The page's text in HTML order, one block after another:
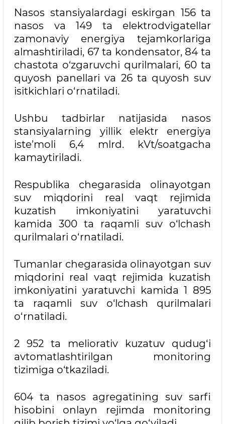
Nasos stansiyalardagi eskirgan 156 ta
nasos va 149 ta elektrodvigatellar
zamonaviy energiya tejamkorlariga
almashtiriladi, 67 ta kondensator, 84 ta
chastota o‘zgaruvchi qurilmalari, 60 ta
quyosh panellari va 26 ta quyosh suv
isitkichlari o‘rnatiladi.
Ushbu tadbirlar natijasida nasos
stansiyalarning yillik elektr energiya
iste’moli 6,4 mlrd. kVt/soatgacha
kamaytiriladi.
Respublika chegarasida olinayotgan
suv miqdorini real vaqt rejimida
kuzatish imkoniyatini yaratuvchi
kamida 300 ta raqamli suv o‘lchash
qurilmalari o‘rnatiladi.
Tumanlar chegarasida olinayotgan suv
miqdorini real vaqt rejimida kuzatish
imkoniyatini yaratuvchi kamida 1 895
ta raqamli suv o‘lchash qurilmalari
o‘rnatiladi.
2 952 ta meliorativ kuzatuv qudug‘i
avtomatlashtirilgan monitoring
tizimiga o‘tkaziladi.
604 ta nasos agregatining suv sarfi
hisobini onlayn rejimda monitoring